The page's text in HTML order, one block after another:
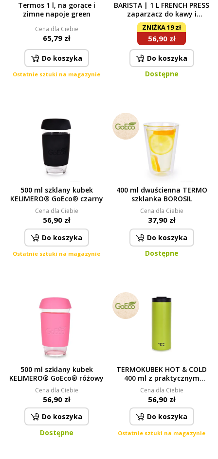
Termos 1 l, na gorące i
zimne napoje green
Cena dla Ciebie
65,79 zł
Do koszyka
Ostatnie sztuki na magazynie
BARISTA | 1 L FRENCH PRESS
zaparzacz do kawy i
herbaty z borokrzemowego
szkła | czarny
ZNIŻKA 19 zł
56,90 zł
Do koszyka
Dostępne
500 ml szklany kubek
KELIMERO® GoEco® czarny
Cena dla Ciebie
56,90 zł
Do koszyka
Ostatnie sztuki na magazynie
400 ml dwuścienna TERMO
szklanka BOROSIL
Cena dla Ciebie
37,90 zł
Do koszyka
Dostępne
500 ml szklany kubek
KELIMERO® GoEco® różowy
Cena dla Ciebie
56,90 zł
Do koszyka
Dostępne
TERMOKUBEK HOT & COLD
400 ml z praktycznym
wieczkiem, na zimne i ciepłe
napoje
Cena dla Ciebie
56,90 zł
Do koszyka
Ostatnie sztuki na magazynie